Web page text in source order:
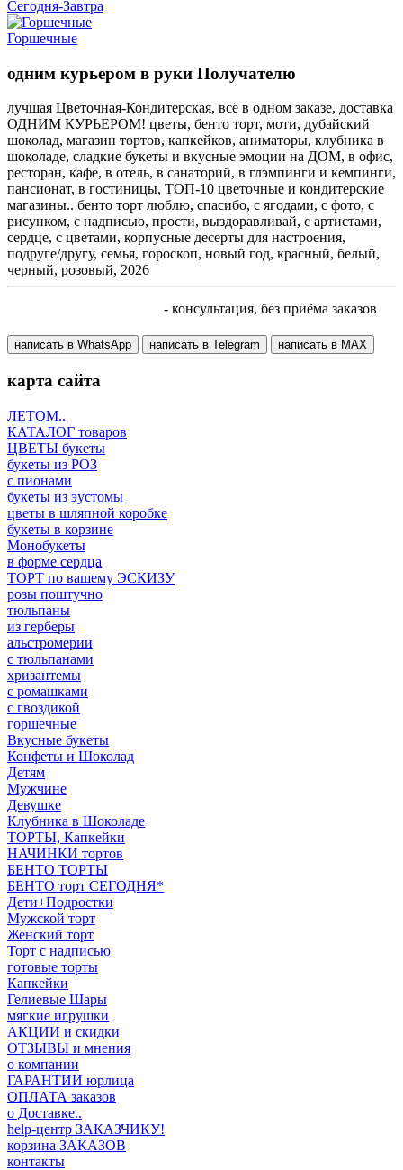
Сегодня-Завтра
Горшечные
одним курьером в руки Получателю
лучшая Цветочная-Кондитерская, всё в одном заказе, доставка
ОДНИМ КУРЬЕРОМ! цветы, бенто торт, моти, дубайский
шоколад, магазин тортов, капкейков, аниматоры, клубника в
шоколаде, сладкие букеты и вкусные эмоции на ДОМ, в офис,
ресторан, кафе, в отель, в санаторий, в глэмпинги и кемпинги,
пансионат, в гостиницы, ТОП-10 цветочные и кондитерские
магазины.. бенто торт люблю, спасибо, с ягодами, с фото, с
рисунком, с надписью, прости, выздоравливай, с артистами,
сердце, с цветами, корпусные десерты для настроения,
подруге/другу, семья, гороскоп, новый год, красный, белый,
черный, розовый, 2026
- консультация, без приёма заказов
написать в WhatsApp написать в Telegram написать в МАХ
карта сайта
ЛЕТОМ..
КАТАЛОГ товаров
ЦВЕТЫ букеты
букеты из РОЗ
с пионами
букеты из эустомы
цветы в шляпной коробке
букеты в корзине
Монобукеты
в форме сердца
ТОРТ по вашему ЭСКИЗУ
розы поштучно
тюльпаны
из герберы
альстромерии
с тюльпанами
хризантемы
с ромашками
с гвоздикой
горшечные
Вкусные букеты
Конфеты и Шоколад
Детям
Мужчине
Девушке
Клубника в Шоколаде
ТОРТЫ, Капкейки
НАЧИНКИ тортов
БЕНТО ТОРТЫ
БЕНТО торт СЕГОДНЯ*
Дети+Подростки
Мужской торт
Женский торт
Торт с надписью
готовые торты
Капкейки
Гелиевые Шары
мягкие игрушки
АКЦИИ и скидки
ОТЗЫВЫ и мнения
о компании
ГАРАНТИИ юрлица
ОПЛАТА заказов
о Доставке..
help-центр ЗАКАЗЧИКУ!
корзина ЗАКАЗОВ
контакты